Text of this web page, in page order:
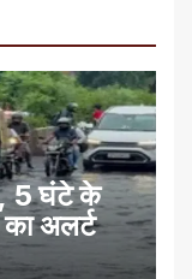
5 घंटे के
का अलर्ट